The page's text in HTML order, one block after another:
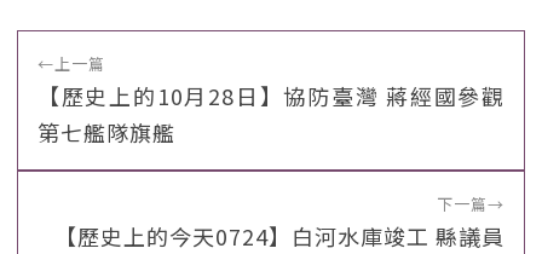
←上一篇
【歷史上的10月28日】協防臺灣 蔣經國參觀
第七艦隊旗艦
下一篇→
【歷史上的今天0724】白河水庫竣工 縣議員